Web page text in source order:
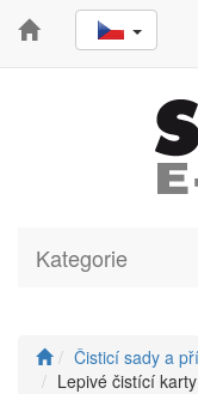
Kategorie
Čisticí sady a
Lepivé čistící